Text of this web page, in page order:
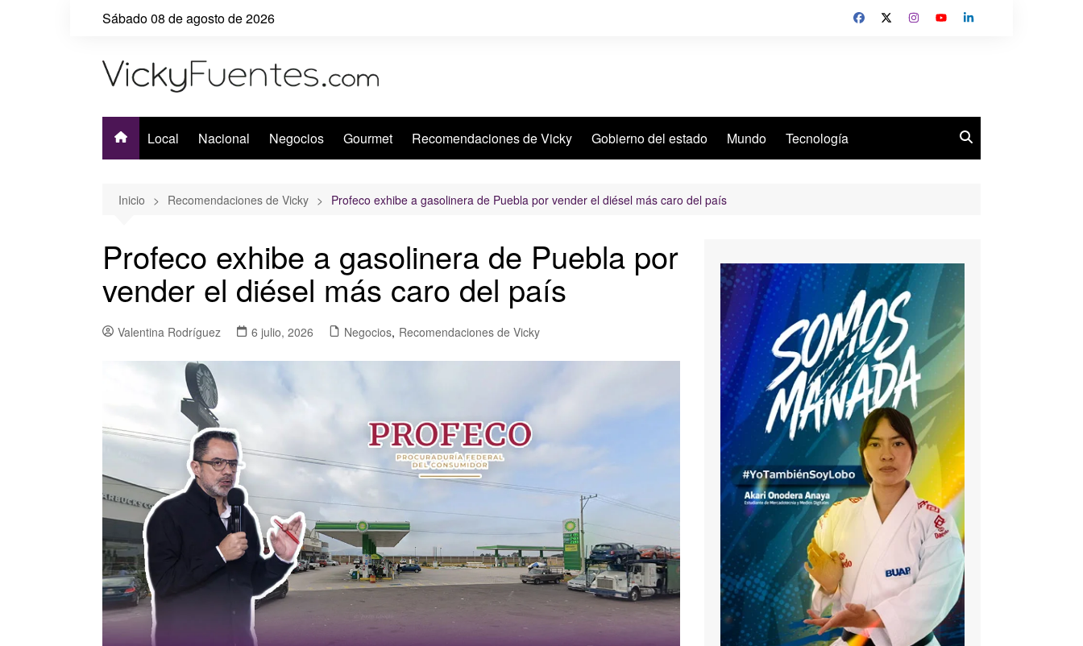
Sábado 08 de agosto de 2026
Local Nacional Negocios Gourmet Recomendaciones de Vicky Gobierno del estado Mundo Tecnología
Inicio Recomendaciones de Vicky Profeco exhibe a gasolinera de Puebla por vender el diésel más caro del país
Profeco exhibe a gasolinera de Puebla por
vender el diésel más caro del país
Valentina Rodríguez 6 julio, 2026 Negocios, Recomendaciones de Vicky